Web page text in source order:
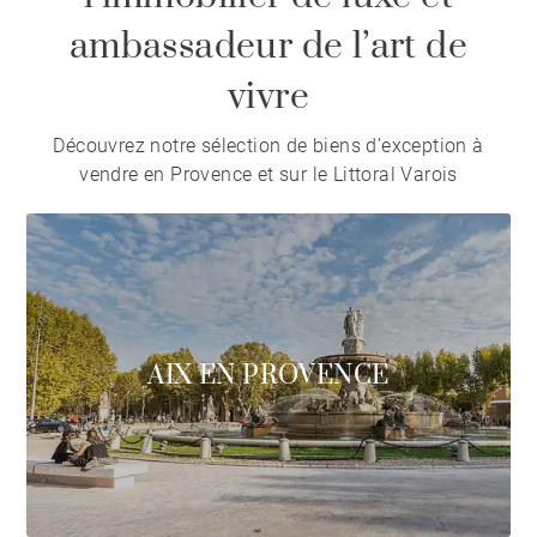
ambassadeur de l’art de
vivre
Découvrez notre sélection de biens d’exception à
vendre en Provence et sur le Littoral Varois
AIX EN PROVENCE